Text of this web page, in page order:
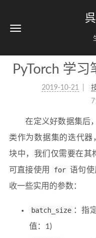
PyTorch 学
2019-10-21
在定义好数据集后，
类作为数据集的迭代器
块中，我们仅需要在其
可直接使用
for 语句使
收一些实用的参数：
batch_size ：指
值：1)